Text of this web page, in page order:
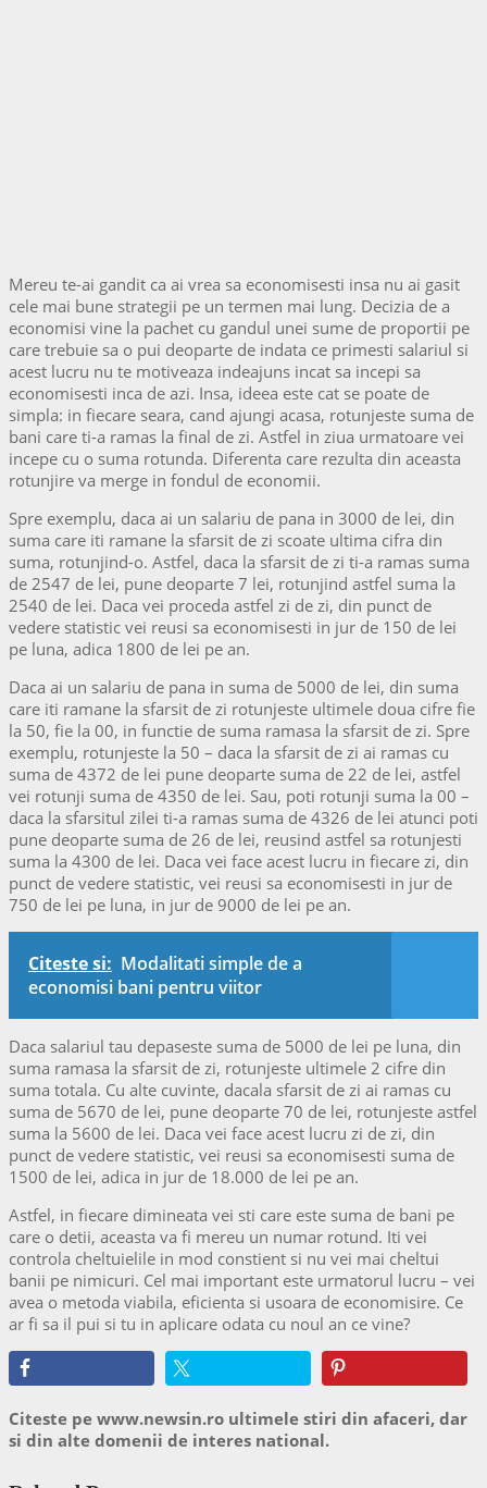
Mereu te-ai gandit ca ai vrea sa economisesti insa nu ai gasit
cele mai bune strategii pe un termen mai lung. Decizia de a
economisi vine la pachet cu gandul unei sume de proportii pe
care trebuie sa o pui deoparte de indata ce primesti salariul si
acest lucru nu te motiveaza indeajuns incat sa incepi sa
economisesti inca de azi. Insa, ideea este cat se poate de
simpla: in fiecare seara, cand ajungi acasa, rotunjeste suma de
bani care ti-a ramas la final de zi. Astfel in ziua urmatoare vei
incepe cu o suma rotunda. Diferenta care rezulta din aceasta
rotunjire va merge in fondul de economii.
Spre exemplu, daca ai un salariu de pana in 3000 de lei, din
suma care iti ramane la sfarsit de zi scoate ultima cifra din
suma, rotunjind-o. Astfel, daca la sfarsit de zi ti-a ramas suma
de 2547 de lei, pune deoparte 7 lei, rotunjind astfel suma la
2540 de lei. Daca vei proceda astfel zi de zi, din punct de
vedere statistic vei reusi sa economisesti in jur de 150 de lei
pe luna, adica 1800 de lei pe an.
Daca ai un salariu de pana in suma de 5000 de lei, din suma
care iti ramane la sfarsit de zi rotunjeste ultimele doua cifre fie
la 50, fie la 00, in functie de suma ramasa la sfarsit de zi. Spre
exemplu, rotunjeste la 50 – daca la sfarsit de zi ai ramas cu
suma de 4372 de lei pune deoparte suma de 22 de lei, astfel
vei rotunji suma de 4350 de lei. Sau, poti rotunji suma la 00 –
daca la sfarsitul zilei ti-a ramas suma de 4326 de lei atunci poti
pune deoparte suma de 26 de lei, reusind astfel sa rotunjesti
suma la 4300 de lei. Daca vei face acest lucru in fiecare zi, din
punct de vedere statistic, vei reusi sa economisesti in jur de
750 de lei pe luna, in jur de 9000 de lei pe an.
Citeste si: Modalitati simple de a
economisi bani pentru viitor
Daca salariul tau depaseste suma de 5000 de lei pe luna, din
suma ramasa la sfarsit de zi, rotunjeste ultimele 2 cifre din
suma totala. Cu alte cuvinte, dacala sfarsit de zi ai ramas cu
suma de 5670 de lei, pune deoparte 70 de lei, rotunjeste astfel
suma la 5600 de lei. Daca vei face acest lucru zi de zi, din
punct de vedere statistic, vei reusi sa economisesti suma de
1500 de lei, adica in jur de 18.000 de lei pe an.
Astfel, in fiecare dimineata vei sti care este suma de bani pe
care o detii, aceasta va fi mereu un numar rotund. Iti vei
controla cheltuielile in mod constient si nu vei mai cheltui
banii pe nimicuri. Cel mai important este urmatorul lucru – vei
avea o metoda viabila, eficienta si usoara de economisire. Ce
ar fi sa il pui si tu in aplicare odata cu noul an ce vine?
Citeste pe www.newsin.ro ultimele stiri din afaceri, dar
si din alte domenii de interes national.